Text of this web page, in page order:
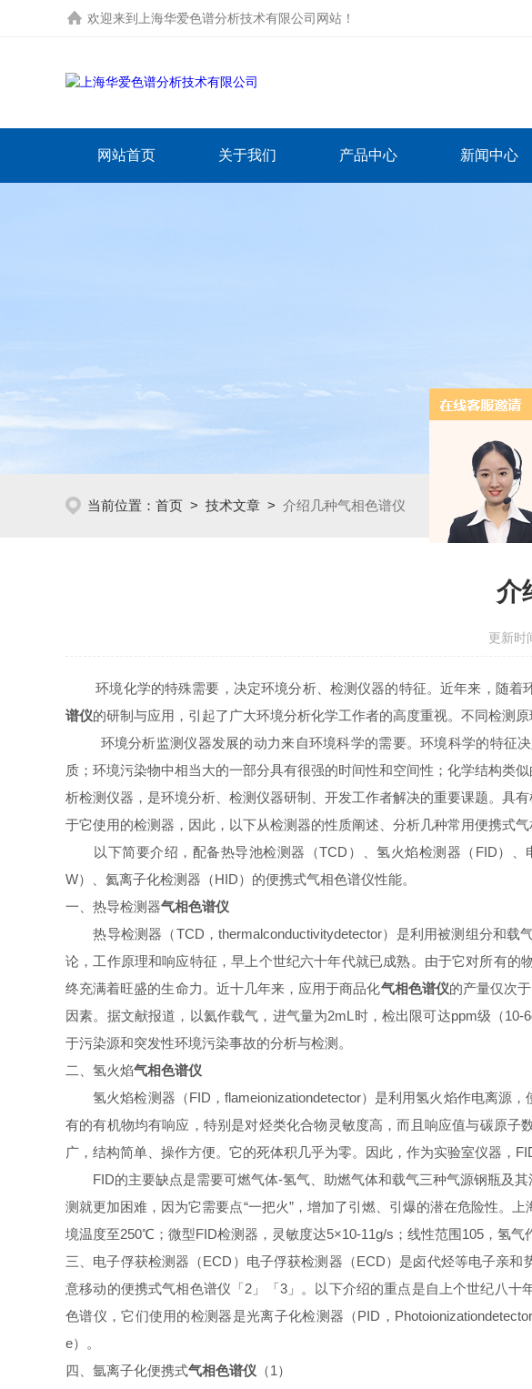
欢迎来到 上海华爱色谱分析技术有限公司网站 ！
网站首页 关于我们 产品中心 新闻中心
当前位置： 首页 > 技术文章 > 介绍几种气相色谱仪
介
更新
环境化学的特殊需要，决定环境分析、检测仪器的特征。近年来，随着
谱仪的研制与应用，引起了广大环境分析化学工作者的高度重视。不同检测
环境分析监测仪器发展的动力来自环境科学的需要。环境科学的特征决
质；环境污染物中相当大的一部分具有很强的时间性和空间性；化学结构类
析检测仪器，是环境分析、检测仪器研制、开发工作者解决的重要课题。具
于它使用的检测器，因此，以下从检测器的性质阐述、分析几种常用便携式
以下简要介绍，配备热导池检测器（TCD）、氢火焰检测器（FID）、
W）、氦离子化检测器（HID）的便携式气相色谱仪性能。
一、热导检测器气相色谱仪
热导检测器（TCD，thermalconductivitydetector）是利用被测组分和载
论，工作原理和响应特征，早上个世纪六十年代就已成熟。由于它对所有
终充满着旺盛的生命力。近十几年来，应用于商品化气相色谱仪的产量仅次
因素。据文献报道，以氦作载气，进气量为2mL时，检出限可达ppm级（
于污染源和突发性环境污染事故的分析与检测。
二、氢火焰气相色谱仪
氢火焰检测器（FID，flameionizationdetector）是利用氢火焰作电离源，
有的有机物均有响应，特别是对烃类化合物灵敏度高，而且响应值与碳原
广，结构简单、操作方便。它的死体积几乎为零。因此，作为实验室仪器，
FID的主要缺点是需要可燃气体-氢气、助燃气体和载气三种气源钢瓶及其
测就更加困难，因为它需要点“一把火”，增加了引燃、引爆的潜在危险性。
境温度至250℃；微型FID检测器，灵敏度达5×10-11g/s；线性范围105，氢
三、电子俘获检测器（ECD）电子俘获检测器（ECD）是卤代烃等电子亲
意移动的便携式气相色谱仪「2」「3」。以下介绍的重点是自上个世纪八
色谱仪，它们使用的检测器是光离子化检测器（PID，
e）。
四、氩离子化便携式气相色谱仪 （1）